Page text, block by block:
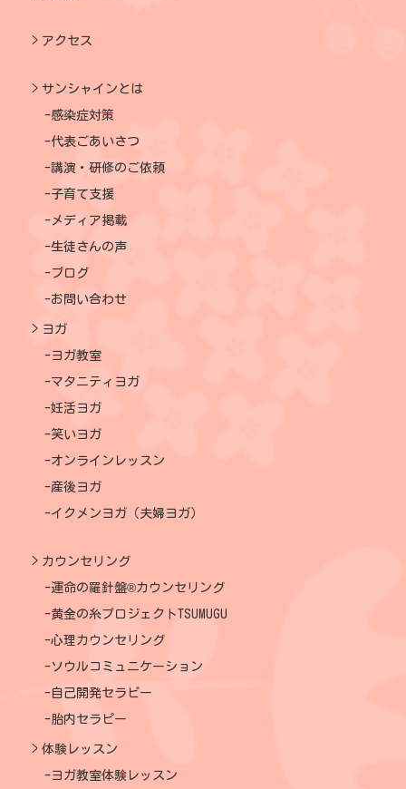
アクセス
サンシャインとは
感染症対策
代表ごあいさつ
講演・研修のご依頼
子育て支援
メディア掲載
生徒さんの声
ブログ
お問い合わせ
ヨガ
ヨガ教室
マタニティヨガ
妊活ヨガ
笑いヨガ
オンラインレッスン
産後ヨガ
イクメンヨガ（夫婦ヨガ）
カウンセリング
運命の羅針盤®カウンセリング
黄金の糸プロジェクトTSUMUGU
心理カウンセリング
ソウルコミュニケーション
自己開発セラピー
胎内セラピー
体験レッスン
ヨガ教室体験レッスン